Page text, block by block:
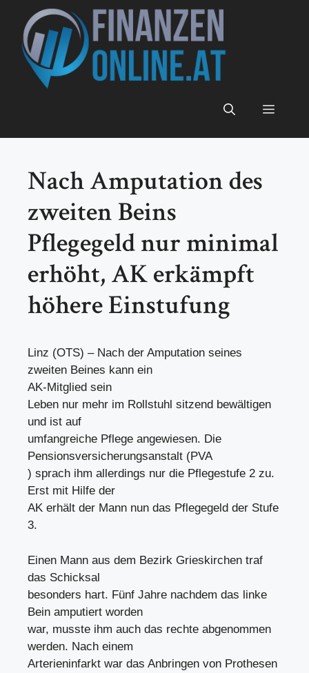
Inhalt
springen
Menü
Nach Amputation des
zweiten Beins
Pflegegeld nur minimal
erhöht, AK erkämpft
höhere Einstufung
Linz (OTS) – Nach der Amputation seines
zweiten Beines kann ein
AK-Mitglied sein
Leben nur mehr im Rollstuhl sitzend bewältigen
und ist auf
umfangreiche Pflege angewiesen. Die
Pensionsversicherungsanstalt (PVA
) sprach ihm allerdings nur die Pflegestufe 2 zu.
Erst mit Hilfe der
AK erhält der Mann nun das Pflegegeld der Stufe
3.
Einen Mann aus dem Bezirk Grieskirchen traf
das Schicksal
besonders hart. Fünf Jahre nachdem das linke
Bein amputiert worden
war, musste ihm auch das rechte abgenommen
werden. Nach einem
Arterieninfarkt war das Anbringen von Prothesen